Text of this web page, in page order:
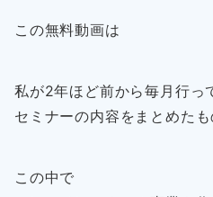
この無料動画は
私が2年ほど前から毎月行っ
セミナーの内容をまとめたも
この中で